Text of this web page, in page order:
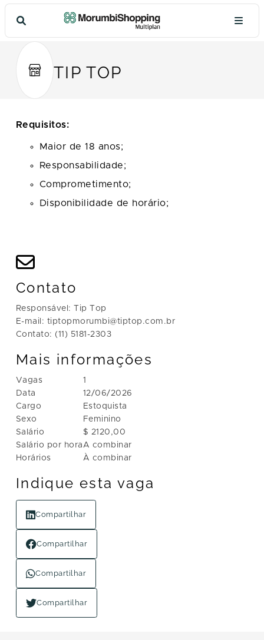
TIP TOP
Contato
Responsável: Tip Top
E-mail: tiptopmorumbi@tiptop.com.br
Contato: (11) 5181-2303
Mais informações
Vagas
Data
Cargo
Sexo
Salário
Salário por hora
Horários
1
12/06/2026
Estoquista
Feminino
$ 2120,00
A combinar
À combinar
Indique esta vaga
Compartilhar
Compartilhar
Compartilhar
Compartilhar
Requisitos:
Maior de 18 anos;
Responsabilidade;
Comprometimento;
Disponibilidade de horário;